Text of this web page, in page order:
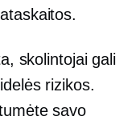
skolintojai gali
rizikos.
savo